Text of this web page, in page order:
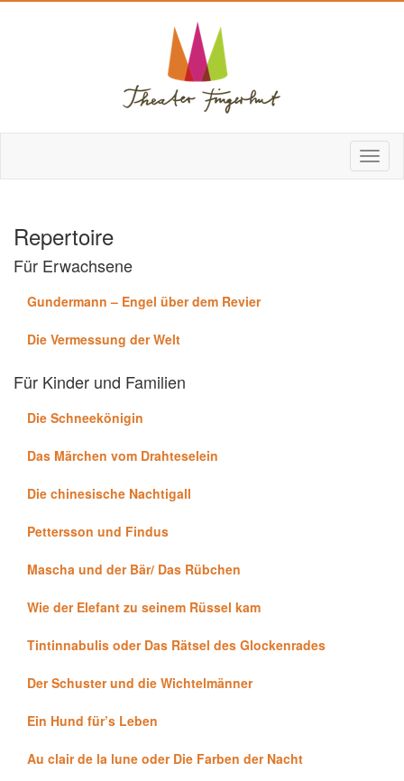
Repertoire
Für Erwachsene
Gundermann – Engel über dem Revier
Die Vermessung der Welt
Für Kinder und Familien
Die Schneekönigin
Das Märchen vom Drahteselein
Die chinesische Nachtigall
Pettersson und Findus
Mascha und der Bär/ Das Rübchen
Wie der Elefant zu seinem Rüssel kam
Tintinnabulis oder Das Rätsel des Glockenrades
Der Schuster und die Wichtelmänner
Ein Hund für’s Leben
Au clair de la lune oder Die Farben der Nacht